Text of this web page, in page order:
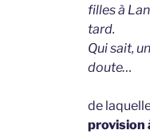
filles à
tard.
Qui sait,
doute…
de
provision